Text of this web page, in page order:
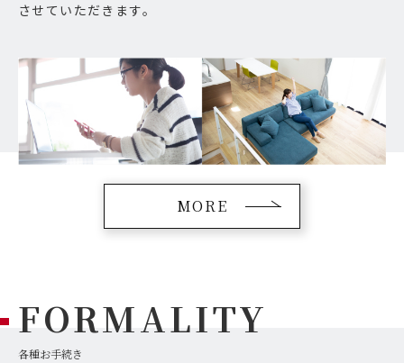
させていただきます。
MORE
FORMALITY
各種お手続き